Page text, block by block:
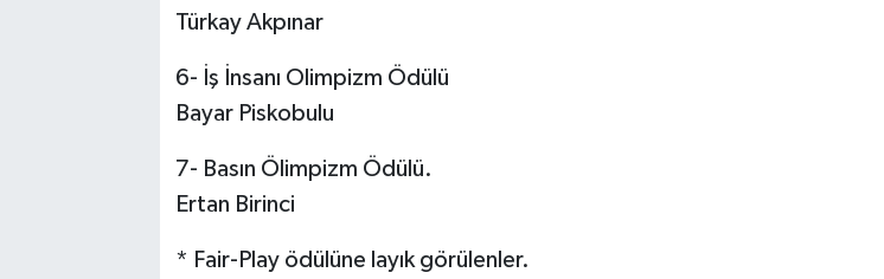
Türkay Akpınar
6- İş İnsanı Olimpizm Ödülü
Bayar Piskobulu
7- Basın Ölimpizm Ödülü.
Ertan Birinci
* Fair-Play ödülüne layık görülenler.